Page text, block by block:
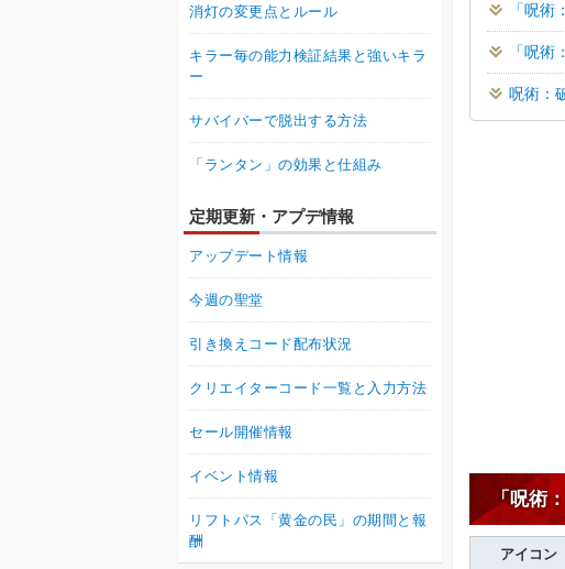
「呪術
「呪術
呪術：
「呪術
アイコン
消灯の変更点とルール
キラー毎の能力検証結果と強いキラ
ー
サバイバーで脱出する方法
「ランタン」の効果と仕組み
定期更新・アプデ情報
アップデート情報
今週の聖堂
引き換えコード配布状況
クリエイターコード一覧と入力方法
セール開催情報
イベント情報
リフトパス「黄金の民」の期間と報
酬